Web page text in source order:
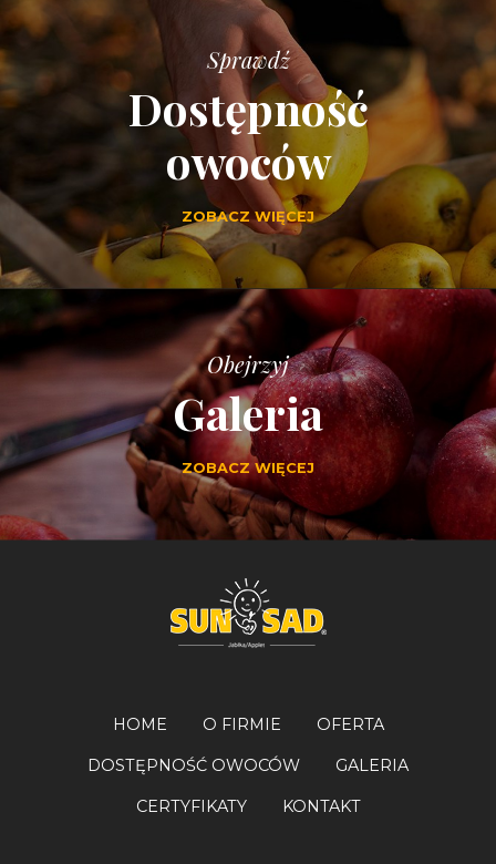
Sprawdź
Dostępność
owoców
ZOBACZ WIĘCEJ
Obejrzyj
Galeria
ZOBACZ WIĘCEJ
HOME O FIRMIE OFERTA
DOSTĘPNOŚĆ OWOCÓW GALERIA
CERTYFIKATY KONTAKT